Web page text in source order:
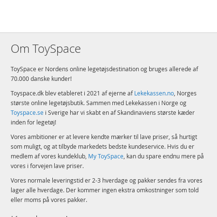
Altid i sikre hænder – LEGO byggeklodser lever op til strenge
Antal klodser: 973
Alder: fra 10 år
Produktdetaljer
Model 71786
EAN
Mærke LEGO
Aktuelt Mest solgte
Om ToySpace
ToySpace er Nordens online legetøjsdestination og bruges allerede af
70.000 danske kunder!
Toyspace.dk blev etableret i 2021 af ejerne afLekekassen.no, Norges
største online legetøjsbutik. Sammen med Lekekassen i Norge og
Toyspace.se i Sverige har vi skabt en af Skandinaviens største kæder
inden for legetøj!
Vores ambitioner er at levere kendte mærker til lave priser, så hurtigt
som muligt, og at tilbyde markedets bedste kundeservice. Hvis du er
medlem af vores kundeklub, My ToySpace, kan du spare endnu mere på
vores i forvejen lave priser.
Vores normale leveringstid er 2-3 hverdage og pakker sendes fra vores
lager alle hverdage. Der kommer ingen ekstra omkostninger som told
eller moms på vores pakker.